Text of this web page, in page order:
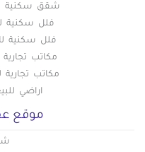
شقق سكنية
فلل سكنية
فلل سكنية
مكاتب تجارية
مكاتب تجارية
اراضي
موقع